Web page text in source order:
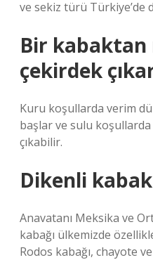
ve sekiz türü Türkiye’de
Bir kabaktan
çekirdek
Kuru koşullarda verim
başlar ve sulu
çıkabilir.
Dikenli
Anavatanı Meksika ve
kabağı ülkemizde
Rodos kabağı, chayote